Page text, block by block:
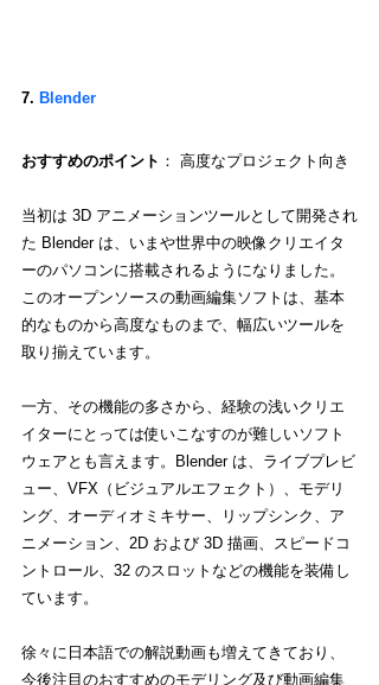
7. Blender
おすすめのポイント ： 高度なプロジェクト向き
当初は 3D アニメーションツールとして開発され
た Blender は、いまや世界中の映像クリエイタ
ーのパソコンに搭載されるようになりました。
このオープンソースの動画編集ソフトは、基本
的なものから高度なものまで、幅広いツールを
取り揃えています。
一方、その機能の多さから、経験の浅いクリエ
イターにとっては使いこなすのが難しいソフト
ウェアとも言えます。Blender は、ライブプレビ
ュー、VFX（ビジュアルエフェクト）、モデリ
ング、オーディオミキサー、リップシンク、ア
ニメーション、2D および 3D 描画、スピードコ
ントロール、32 のスロットなどの機能を装備し
ています。
徐々に日本語での解説動画も増えてきており、
今後注目のおすすめのモデリング及び動画編集